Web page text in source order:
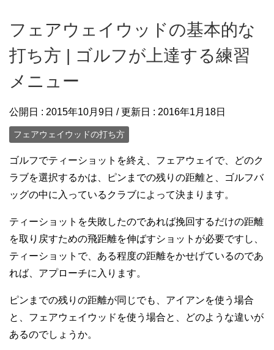
フェアウェイウッドの基本的な
打ち方 | ゴルフが上達する練習
メニュー
公開日 : 2015年10月9日 / 更新日 : 2016年1月18日
フェアウェイウッドの打ち方
ゴルフでティーショットを終え、フェアウェイで、どのク
ラブを選択するかは、ピンまでの残りの距離と、ゴルフバ
ッグの中に入っているクラブによって決まります。
ティーショットを失敗したのであれば挽回するだけの距離
を取り戻すための飛距離を伸ばすショットが必要ですし、
ティーショットで、ある程度の距離をかせげているのであ
れば、アプローチに入ります。
ピンまでの残りの距離が同じでも、アイアンを使う場合
と、フェアウェイウッドを使う場合と、どのような違いが
あるのでしょうか。